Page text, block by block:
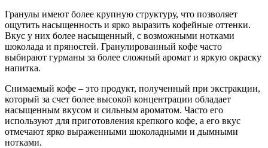
Гранулы имеют более крупную структуру, что позволяет
ощутить насыщенность и ярко выразить кофейные оттенки.
Вкус у них более насыщенный, с возможными нотками
шоколада и пряностей. Гранулированный кофе часто
выбирают гурманы за более сложный аромат и яркую окраску
напитка.
Снимаемый кофе – это продукт, полученный при экстракции,
который за счет более высокой концентрации обладает
насыщенным вкусом и сильным ароматом. Часто его
используют для приготовления крепкого кофе, а его вкус
отмечают ярко выраженными шоколадными и дымными
нотками.